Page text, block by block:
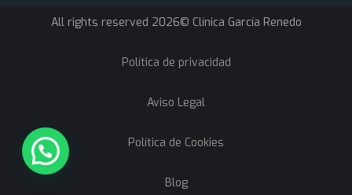
All rights reserved 2026© Clínica García Renedo
Política de privacidad
Aviso Legal
Política de Cookies
Blog